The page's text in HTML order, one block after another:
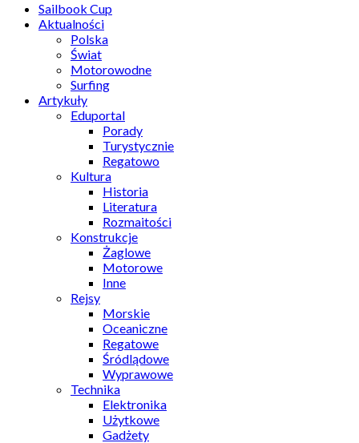
Sailbook Cup
Aktualności
Polska
Świat
Motorowodne
Surfing
Artykuły
Eduportal
Porady
Turystycznie
Regatowo
Kultura
Historia
Literatura
Rozmaitości
Konstrukcje
Żaglowe
Motorowe
Inne
Rejsy
Morskie
Oceaniczne
Regatowe
Śródlądowe
Wyprawowe
Technika
Elektronika
Użytkowe
Gadżety